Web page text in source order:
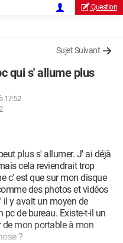
Question
Sujet Suivant
qui s' allume plus
17:52
plus s' allumer. J' ai déjà
cela reviendrait trop
c' est que sur mon disque
des photos et vidéos
il y avait un moyen de
de bureau. Existe-t-il un
mon portable à mon
?